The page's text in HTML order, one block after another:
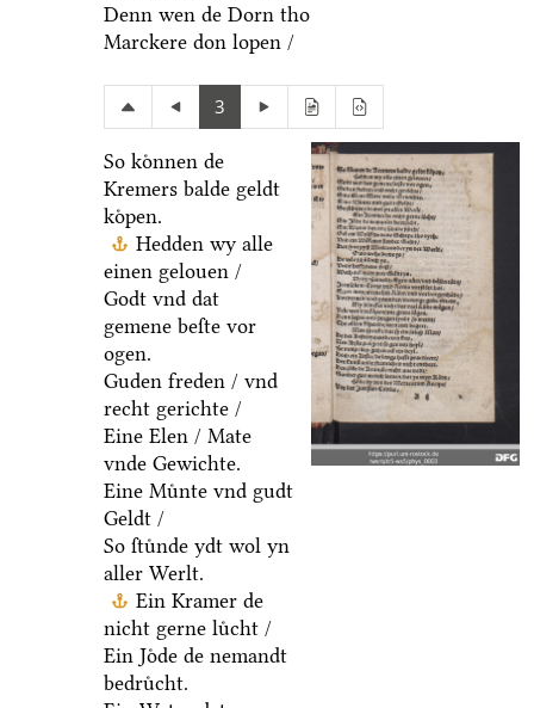
Denn wen de Dorn tho
Marckere don lopen /
3
So koͤnnen de
Kremers balde geldt
koͤpen.
Hedden wy alle
einen gelouen /
Godt vnd dat
gemene beſte vor
ogen.
Guden freden / vnd
recht gerichte /
Eine Elen / Mate
vnde Gewichte.
Eine Muͤnte vnd gudt
Geldt /
So ſtuͤnde ydt wol yn
aller Werlt.
Ein Kramer de
nicht gerne luͤcht /
Ein Joͤde de nemandt
bedruͤcht.